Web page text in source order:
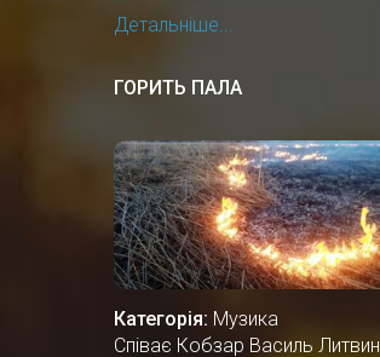
Детальніше...
ГОРИТЬ ПАЛА
Категорія: Музика
Співає Кобзар Василь Литвин.